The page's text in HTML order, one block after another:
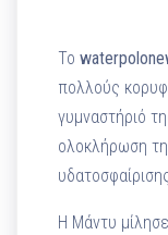
Το
πολλούς
γυμναστήριό
ολοκλήρωση
Η Μάντυ